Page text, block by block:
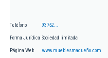
Teléfono 93762...
Forma Jurídica Sociedad limitada
Página Web www.mueblesmadueño.com